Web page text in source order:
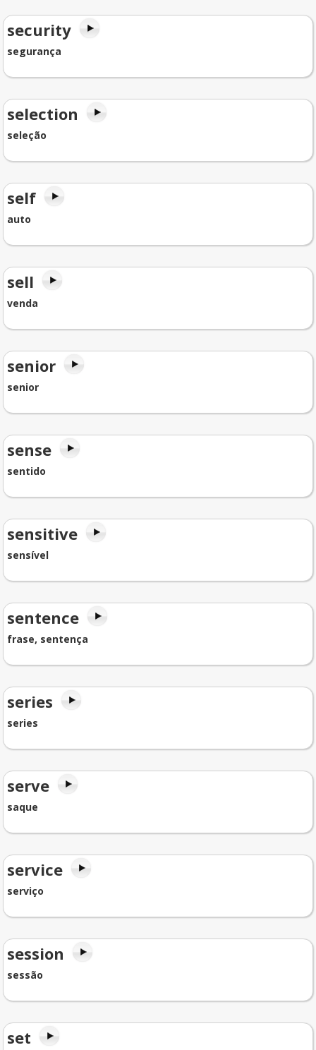
security
segurança
selection
seleção
self
auto
sell
venda
senior
senior
sense
sentido
sensitive
sensível
sentence
frase, sentença
series
series
serve
saque
service
serviço
session
sessão
set